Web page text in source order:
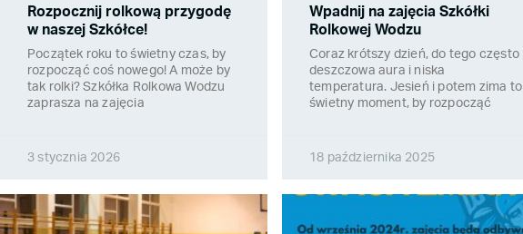
Rozpocznij rolkową przygodę
w naszej Szkółce!
Początek roku to świetny czas, by
rozpocząć coś nowego! A może by
tak rolki? Szkółka Rolkowa Wodzu
zaprasza na zajęcia
3 stycznia 2026
Wpadnij na zajęcia Szkółki
Rolkowej Wodzu
Coraz krótszy dzień, do tego często
deszczowa aura i niska
temperatura. Jesień i potem zima to
świetny moment, by rozpocząć
18 października 2025